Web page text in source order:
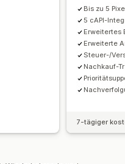
Bis zu 5
5 cAPI-
Erweitertes
Erweiterte
Steuer-/
Nachkauf-
7-tägiger